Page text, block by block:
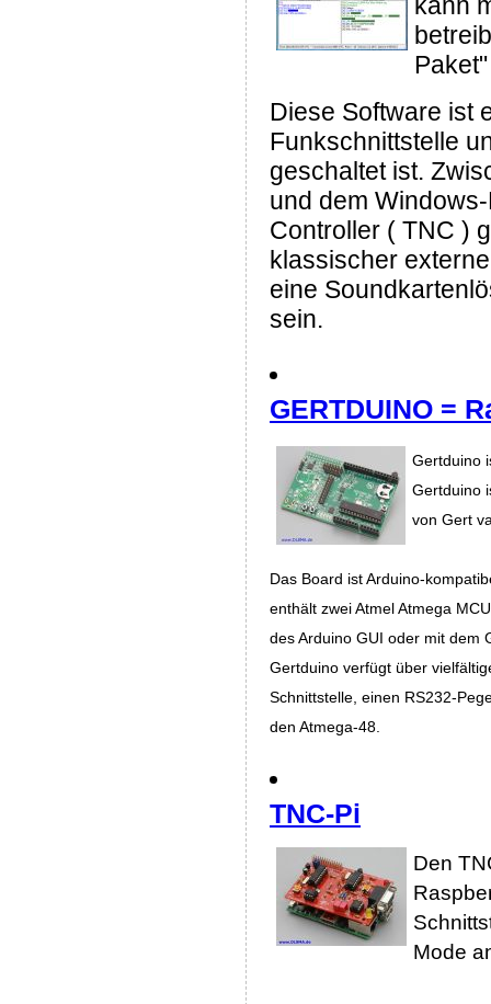
Diese Software ist
Funkschnittstelle
geschaltet ist.
und dem
Controller ( TNC )
klassischer
eine
sein.
GERTDUINO =
Gertduino
Gertduino
von Gert
Das Board ist Arduino-
enthält zwei Atmel Atmega
des Arduino GUI oder mit dem
Gertduino verfügt über
Schnittstelle, einen RS232-
den Atmega-48.
TNC-Pi
Den
Mode